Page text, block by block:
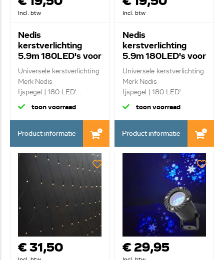
Incl. btw
Nedis
kerstverlichting
5.9m 180LED's voor
binnen/ buiten
CLLC180
Universele kerstverlichting
Merk Nedis
Ijspegel | 180 LED'...
toon voorraad
Product informatie
Incl. btw
Nedis
kerstverlichting
5.9m 180LED's voor
binnen/ buiten
CLLC180C
Universele kerstverlichting
Merk Nedis
Ijspegel | 180 LED'...
toon voorraad
Product informatie
€ 31,50 € 29,95